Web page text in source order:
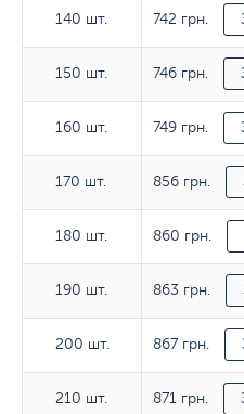
140 шт.
150 шт.
160 шт.
170 шт.
180 шт.
190 шт.
200 шт.
210 шт.
140 шт. 742 грн.
150 шт. 746 грн.
160 шт. 749 грн.
170 шт. 856 грн.
180 шт. 860 грн.
190 шт. 863 грн.
200 шт. 867 грн.
210 шт. 871 грн.